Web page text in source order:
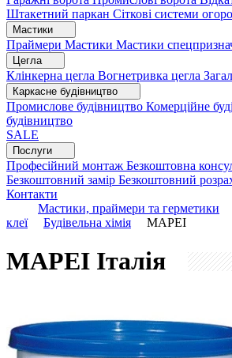
Штакетний паркан Сіткові системи
Мастики
Праймери Мастики Мастики
Цегла
Клінкерна цегла Вогнетривка цегла
Каркасне будівництво
Промислове будівництво Комерційне
будівництво
SALE
Послуги
Професійний монтаж Безкоштовна
Безкоштовний замір Безкоштовний
Контакти
Мастики, праймери та герметики
клеї
Будівельна хімія MAPEI
MAPEI Італія